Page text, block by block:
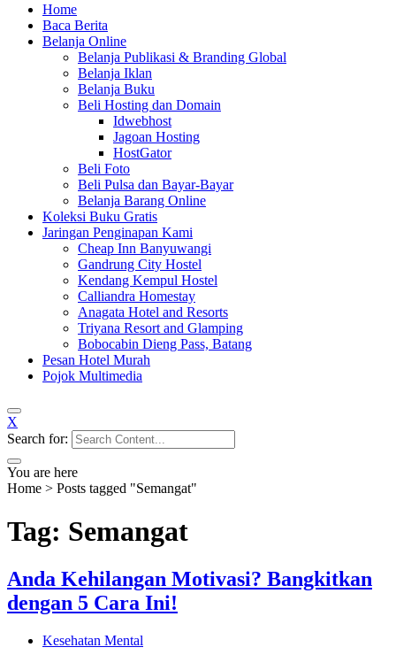
Home
Baca Berita
Belanja Online
Belanja Publikasi & Branding Global
Belanja Iklan
Belanja Buku
Beli Hosting dan Domain
Idwebhost
Jagoan Hosting
HostGator
Beli Foto
Beli Pulsa dan Bayar-Bayar
Belanja Barang Online
Koleksi Buku Gratis
Jaringan Penginapan Kami
Cheap Inn Banyuwangi
Gandrung City Hostel
Kendang Kempul Hostel
Calliandra Homestay
Anagata Hotel and Resorts
Triyana Resort and Glamping
Bobocabin Dieng Pass, Batang
Pesan Hotel Murah
Pojok Multimedia
X
Search for:
You are here
Home > Posts tagged "Semangat"
Tag: Semangat
Anda Kehilangan Motivasi? Bangkitkan
dengan 5 Cara Ini!
Kesehatan Mental